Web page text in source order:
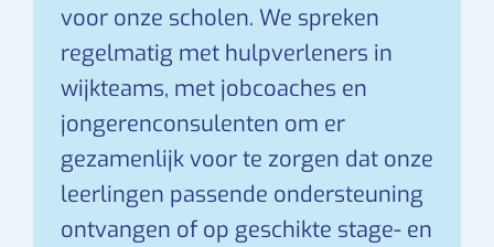
voor onze scholen. We spreken
regelmatig met hulpverleners in
wijkteams, met jobcoaches en
jongerenconsulenten om er
gezamenlijk voor te zorgen dat onze
leerlingen passende ondersteuning
ontvangen of op geschikte stage- en